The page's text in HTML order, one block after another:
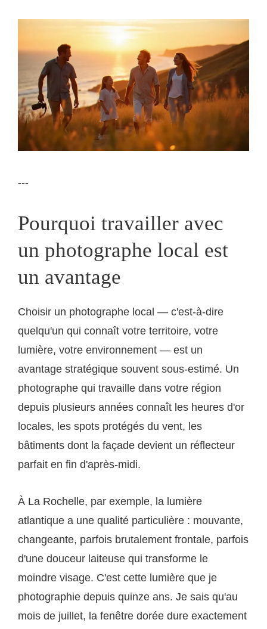
---
Pourquoi travailler avec
un photographe local est
un avantage
Choisir un photographe local — c'est-à-dire
quelqu'un qui connaît votre territoire, votre
lumière, votre environnement — est un
avantage stratégique souvent sous-estimé. Un
photographe qui travaille dans votre région
depuis plusieurs années connaît les heures d'or
locales, les spots protégés du vent, les
bâtiments dont la façade devient un réflecteur
parfait en fin d'après-midi.
À La Rochelle, par exemple, la lumière
atlantique a une qualité particulière : mouvante,
changeante, parfois brutalement frontale, parfois
d'une douceur laiteuse qui transforme le
moindre visage. C'est cette lumière que je
photographie depuis quinze ans. Je sais qu'au
mois de juillet, la fenêtre dorée dure exactement